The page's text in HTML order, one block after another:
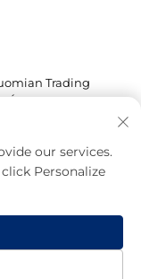
Trading
our services.
Personalize